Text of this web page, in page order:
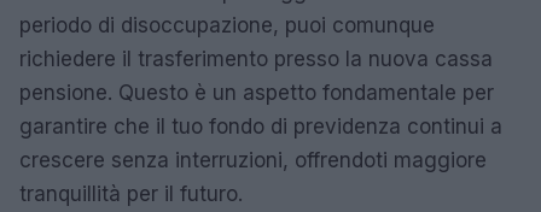
periodo di disoccupazione, puoi comunque
richiedere il trasferimento presso la nuova cassa
pensione. Questo è un aspetto fondamentale per
garantire che il tuo fondo di previdenza continui a
crescere senza interruzioni, offrendoti maggiore
tranquillità per il futuro.